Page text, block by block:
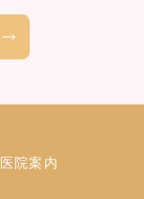
医院案内